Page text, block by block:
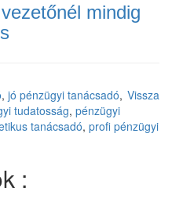
mindig
Vissza
, jó pénzügyi tanácsadó,
tudatosság, pénzügyi
tanácsadó, profi pénzügyi
: